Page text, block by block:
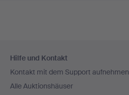
Navigation
Hilfe und Kontakt
Kontakt mit dem Support aufnehmen
Alle Auktionshäuser